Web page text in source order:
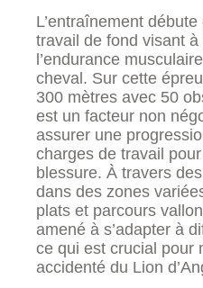
L’entraînement
travail de fond visant
l’endurance
cheval. Sur cette
300 mètres avec 50
est un facteur non
assurer une
charges de travail
blessure. À travers
dans des zones
plats et parcours
amené à s’adapter à
ce qui est crucial pour
accidenté du Lion